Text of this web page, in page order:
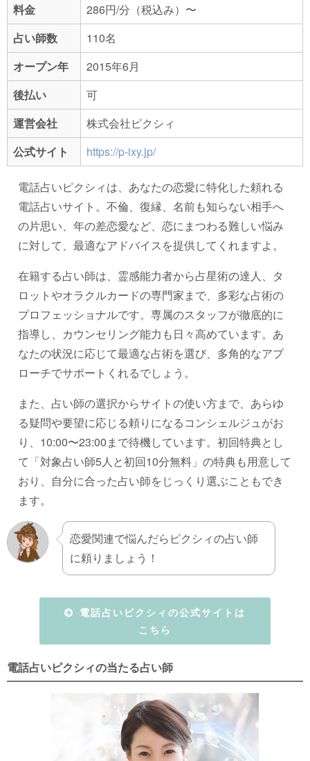
料金
286円/分（税込み）〜
占い師数
110名
オープン年
2015年6月
後払い
可
運営会社
株式会社ピクシィ
公式サイト
https://p-ixy.jp/
電話占いピクシィは、あなたの恋愛に特化した頼れる
電話占いサイト。不倫、復縁、名前も知らない相手へ
の片思い、年の差恋愛など、恋にまつわる難しい悩み
に対して、最適なアドバイスを提供してくれますよ。
在籍する占い師は、霊感能力者から占星術の達人、タ
ロットやオラクルカードの専門家まで、多彩な占術の
プロフェッショナルです。専属のスタッフが徹底的に
指導し、カウンセリング能力も日々高めています。あ
なたの状況に応じて最適な占術を選び、多角的なアプ
ローチでサポートくれるでしょう。
また、占い師の選択からサイトの使い方まで、あらゆ
る疑問や要望に応じる頼りになるコンシェルジュがお
り、10:00〜23:00まで待機しています。初回特典とし
て「対象占い師5人と初回10分無料」の特典も用意して
おり、自分に合った占い師をじっくり選ぶこともでき
ます。
恋愛関連で悩んだらピクシィの占い師
に頼りましょう！
電話占いピクシィの公式サイトは
こちら
電話占いピクシィの当たる占い師